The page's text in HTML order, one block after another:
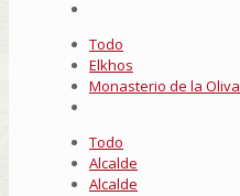
Todo
Elkhos
Monasterio de la Oliva
Todo
Alcalde
Alcalde